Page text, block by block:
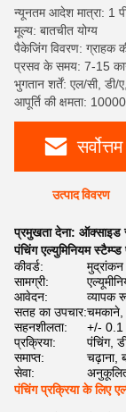
न्यूनतम आदेश मात्रा: 1
मूल्य: बातचीत योग्य
पैकेजिंग विवरण:
प्रसव के समय: 7-15
भुगतान शर्तें: एल/सी, डी/
आपूर्ति की क्षमता:
उत्पाद विवरण
प्रमुखता देना: ऑक्साइड
पंचिंग एल्युमिनियम स्टैम्प्ड
कीवर्ड:
मुद्रांकन
सामग्री:
आवेदन:
व्यापक
सतह का उपचार:चमकाने,
सहनशीलता:
+/- 0.1
प्रक्रिया:
पंचिंग,
समाप्त:
चढ़ाना,
सेवा:
पंचिंग प्रक्रिया के लिए